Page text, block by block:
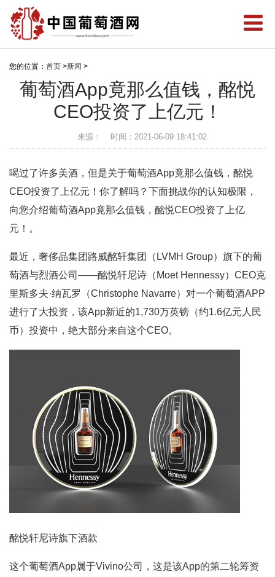
您的位置： 首页 >新闻 >
葡萄酒App竟那么值钱，酩悦
CEO投资了上亿元！
来源： 时间：2021-06-09 18:41:02
喝过了许多美酒，但是关于葡萄酒App竟那么值钱，酩悦
CEO投资了上亿元！你了解吗？下面挑战你的认知极限，
向您介绍葡萄酒App竟那么值钱，酩悦CEO投资了上亿
元！。
最近，奢侈品集团路威酩轩集团（LVMH Group）旗下的葡
萄酒与烈酒公司——酩悦轩尼诗（Moet Hennessy）CEO克
里斯多夫·纳瓦罗（Christophe Navarre）对一个葡萄酒APP
进行了大投资，该App新近的1,730万英镑（约1.6亿元人民
币）投资中，绝大部分来自这个CEO。
酩悦轩尼诗旗下酒款
这个葡萄酒App属于Vivino公司，这是该App的第二轮筹资